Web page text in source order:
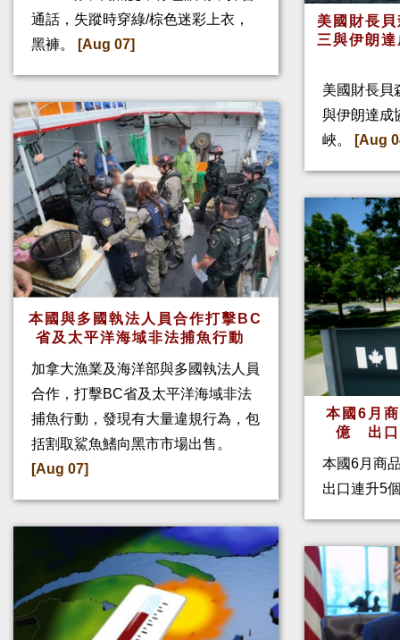
通話，失蹤時穿綠/棕色迷彩上衣，
黑褲。
[Aug 07]
本國與多國執法人員合作打擊BC
省及太平洋海域非法捕魚行動
加拿大漁業及海洋部與多國執法人員
合作，打擊BC省及太平洋海域非法
捕魚行動，發現有大量違規行為，包
括割取鯊魚鰭向黑市市場出售。
[Aug 07]
美國財長
三與伊朗
美國財長貝
與伊朗達成
峽。
[Aug
本國6月
億 出口
本國6月商
出口連升5